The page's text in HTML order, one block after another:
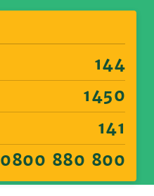
144
1450
141
0800 880 800